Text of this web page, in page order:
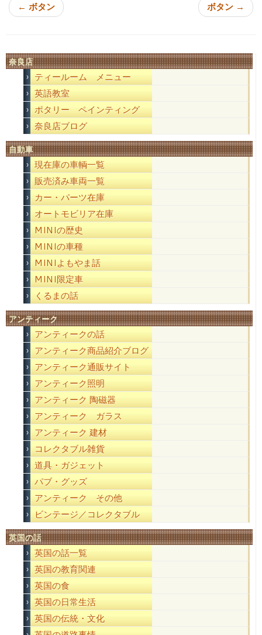
← ボタン ボタン →
奈良店
ティールーム メニュー
英語教室
ポタリー ペインティング
奈良店ブログ
自動車
現在庫の車輌一覧
販売済み車両一覧
カー・パーツ在庫
オートモビリア在庫
MINIの歴史
MINIの車種
MINIよもやま話
MINI限定車
くるまの話
アンティーク
アンティークの話
アンティーク商品紹介ブログ
アンティーク通販サイト
アンティーク照明
アンティーク 陶磁器
アンティーク ガラス
アンティーク 建材
コレクタブル雑貨
道具・ガジェット
パブ・グッズ
アンティーク その他
ビンテージ／コレクタブル
英国の話
英国の話一覧
英国の教育関連
英国の食
英国の日常生活
英国の伝統・文化